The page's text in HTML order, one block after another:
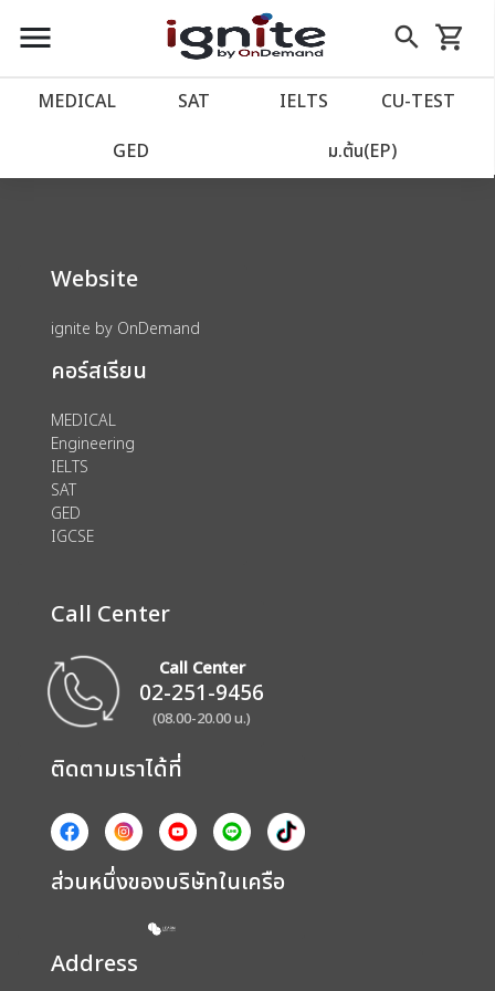
close
account_balance หน้าแรก
เว็บไซต์อิกไนท์
import_contacts วางแผนการเรียน
account_circle เข้าสู่ระบบ
assignment ลงทะเบียน
menu search
Skip
to
shopping_cart
รถเข็น
MEDICAL SAT IELTS CU‑TEST
GED ม.ต้น(EP)
We could not find anything for 80001864
Website
ignite by OnDemand
คอร์สเรียน
MEDICAL
Engineering
IELTS
SAT
GED
IGCSE
Call Center
Call Center
02-251-9456
(08.00-20.00 น.)
ติดตามเราได้ที่
ส่วนหนึ่งของบริษัทในเครือ
Address